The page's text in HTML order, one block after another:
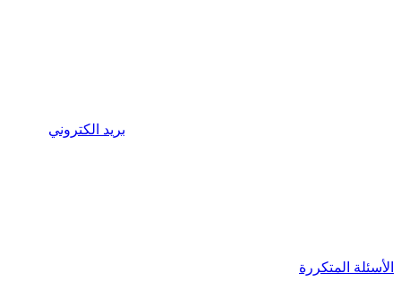
بريد الكتروني
الأسئلة المتكررة